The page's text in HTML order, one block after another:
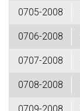
0705-2008
0706-2008
0707-2008
0708-2008